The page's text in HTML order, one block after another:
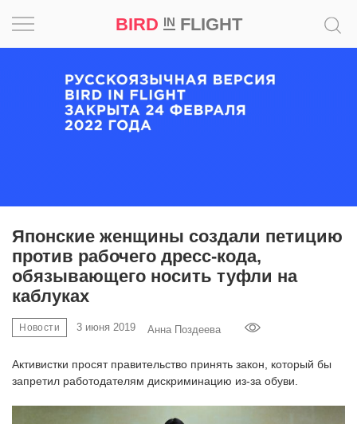
BIRD INFLIGHT
Японские женщины создали петицию
против рабочего дресс-кода,
обязывающего носить туфли на
каблуках
Новости 3 июня 2019 Анна Поздеева
Активистки просят правительство принять закон, который бы
запретил работодателям дискриминацию из-за обуви.